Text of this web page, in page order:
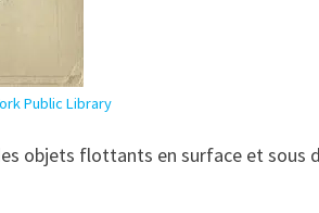
Public Library
objets flottants en surface et sous